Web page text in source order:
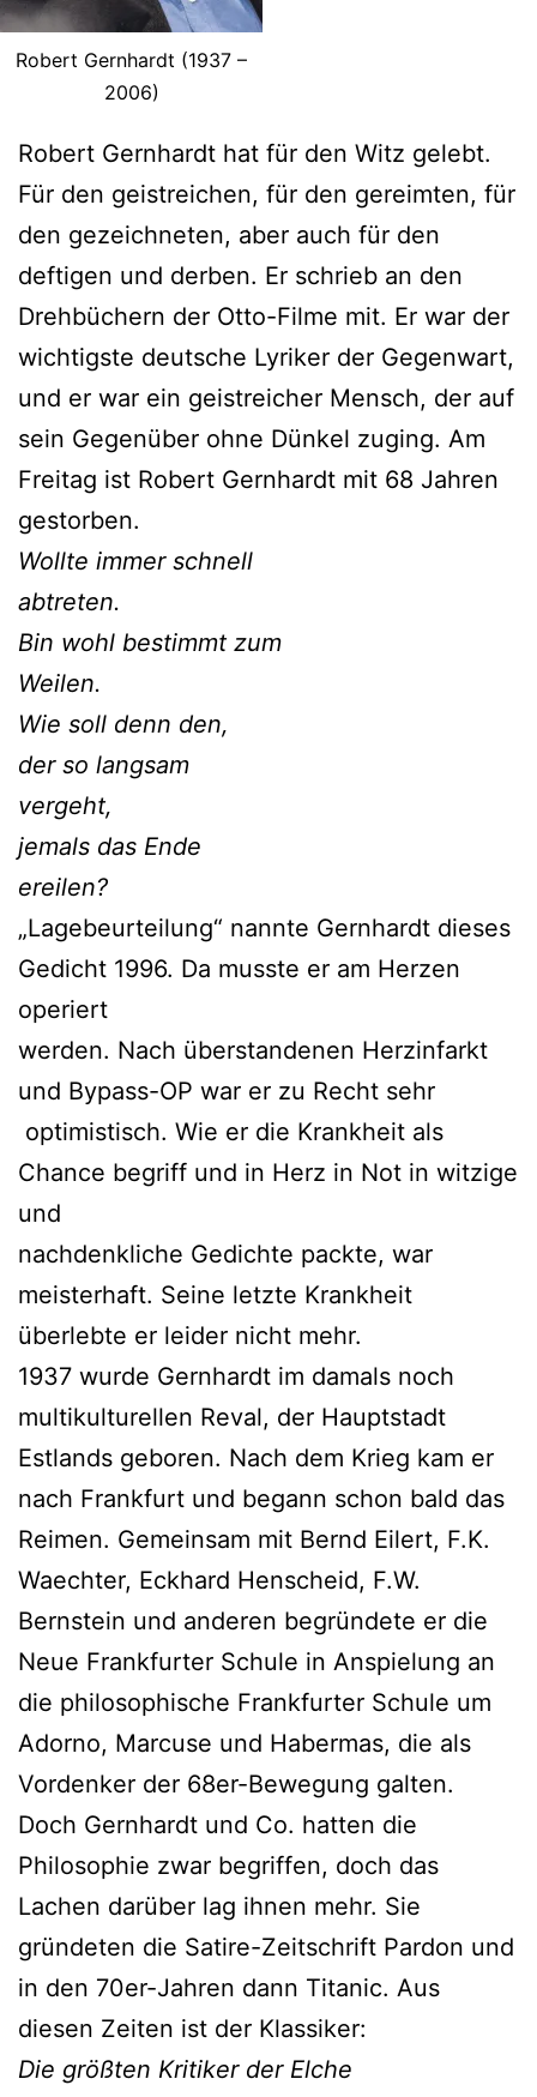
Robert Gernhardt (1937 –
2006)
Robert Gernhardt hat für den Witz gelebt.
Für den geistreichen, für den gereimten, für
den gezeichneten, aber auch für den
deftigen und derben. Er schrieb an den
Drehbüchern der Otto-Filme mit. Er war der
wichtigste deutsche Lyriker der Gegenwart,
und er war ein geistreicher Mensch, der auf
sein Gegenüber ohne Dünkel zuging. Am
Freitag ist Robert Gernhardt mit 68 Jahren
gestorben.
Wollte immer schnell
abtreten.
Bin wohl bestimmt zum
Weilen.
Wie soll denn den,
der so langsam
vergeht,
jemals das Ende
ereilen?
„Lagebeurteilung“ nannte Gernhardt dieses
Gedicht 1996. Da musste er am Herzen
operiert
werden. Nach überstandenen Herzinfarkt
und Bypass-OP war er zu Recht sehr
optimistisch. Wie er die Krankheit als
Chance begriff und in Herz in Not in witzige
und
nachdenkliche Gedichte packte, war
meisterhaft. Seine letzte Krankheit
überlebte er leider nicht mehr.
1937 wurde Gernhardt im damals noch
multikulturellen Reval, der Hauptstadt
Estlands geboren. Nach dem Krieg kam er
nach Frankfurt und begann schon bald das
Reimen. Gemeinsam mit Bernd Eilert, F.K.
Waechter, Eckhard Henscheid, F.W.
Bernstein und anderen begründete er die
Neue Frankfurter Schule in Anspielung an
die philosophische Frankfurter Schule um
Adorno, Marcuse und Habermas, die als
Vordenker der 68er-Bewegung galten.
Doch Gernhardt und Co. hatten die
Philosophie zwar begriffen, doch das
Lachen darüber lag ihnen mehr. Sie
gründeten die Satire-Zeitschrift Pardon und
in den 70er-Jahren dann Titanic. Aus
diesen Zeiten ist der Klassiker:
Die größten Kritiker der Elche